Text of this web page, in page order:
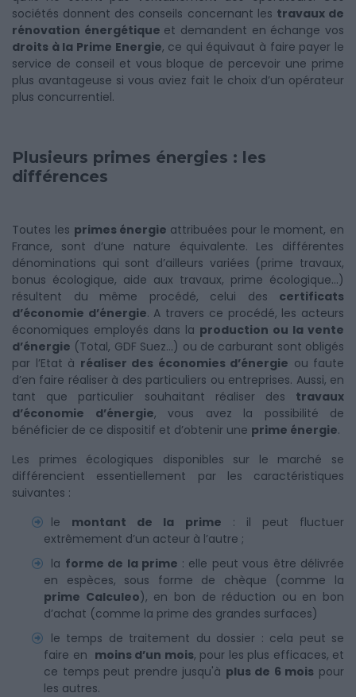
sociétés donnent des conseils concernant les travaux de
rénovation énergétique et demandent en échange vos
droits à la Prime Energie, ce qui équivaut à faire payer le
service de conseil et vous bloque de percevoir une prime
plus avantageuse si vous aviez fait le choix d’un opérateur
plus concurrentiel.
Plusieurs primes énergies : les
différences
Toutes les primes énergie attribuées pour le moment, en
France, sont d’une nature équivalente. Les différentes
dénominations qui sont d’ailleurs variées (prime travaux,
bonus écologique, aide aux travaux, prime écologique…)
résultent du même procédé, celui des certificats
d’économie d’énergie. A travers ce procédé, les acteurs
économiques employés dans la production ou la vente
d’énergie (Total, GDF Suez…) ou de carburant sont obligés
par l’Etat à réaliser des économies d’énergie ou faute
d’en faire réaliser à des particuliers ou entreprises. Aussi, en
tant que particulier souhaitant réaliser des travaux
d’économie d’énergie, vous avez la possibilité de
bénéficier de ce dispositif et d’obtenir une prime énergie.
Les primes écologiques disponibles sur le marché se
différencient essentiellement par les caractéristiques
suivantes :
le montant de la prime : il peut fluctuer
extrêmement d’un acteur à l’autre ;
la forme de la prime : elle peut vous être délivrée
en espèces, sous forme de chèque (comme la
prime Calculeo), en bon de réduction ou en bon
d’achat (comme la prime des grandes surfaces)
le temps de traitement du dossier : cela peut se
faire en moins d’un mois, pour les plus efficaces, et
ce temps peut prendre jusqu'à plus de 6 mois pour
les autres.